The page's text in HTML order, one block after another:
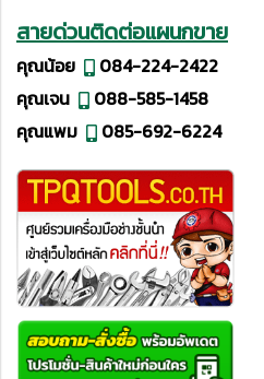
สายด่วนติดต่อแผนกขาย
คุณน้อย
084-224-2422
คุณเจน
088-585-1458
คุณแพม
085-692-6224